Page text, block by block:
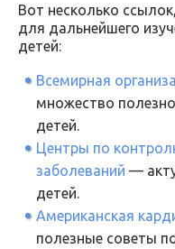
Вот несколько
для дальнейшего
детей:
Всемирная
множество
детей.
Центры по
заболеваний —
детей.
Американская
полезные советы